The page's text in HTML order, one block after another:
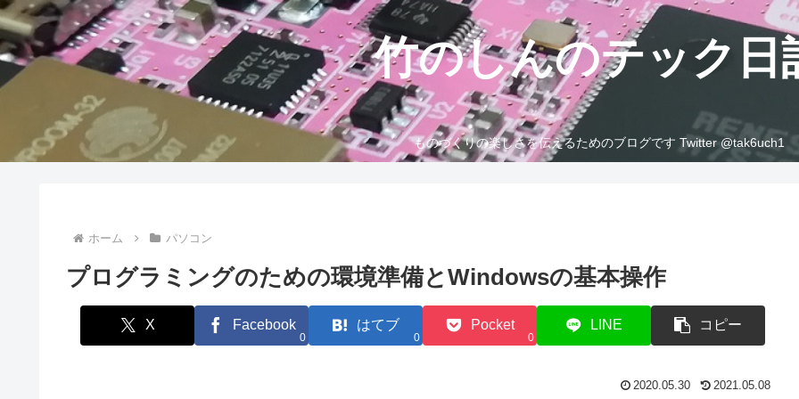
竹のしんのテック日
ものづくりの楽しさを伝えるためのブログです Twitter @tak6uch1
ホーム パソコン
プログラミングのための環境準備とWindowsの基本操作
X Facebook
0
はてブ
0
Pocket
0
LINE コピー
2020.05.30 2021.05.08